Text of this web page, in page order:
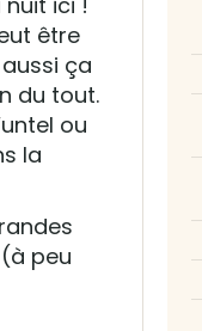
être
ça
du tout.
ou
la
peu